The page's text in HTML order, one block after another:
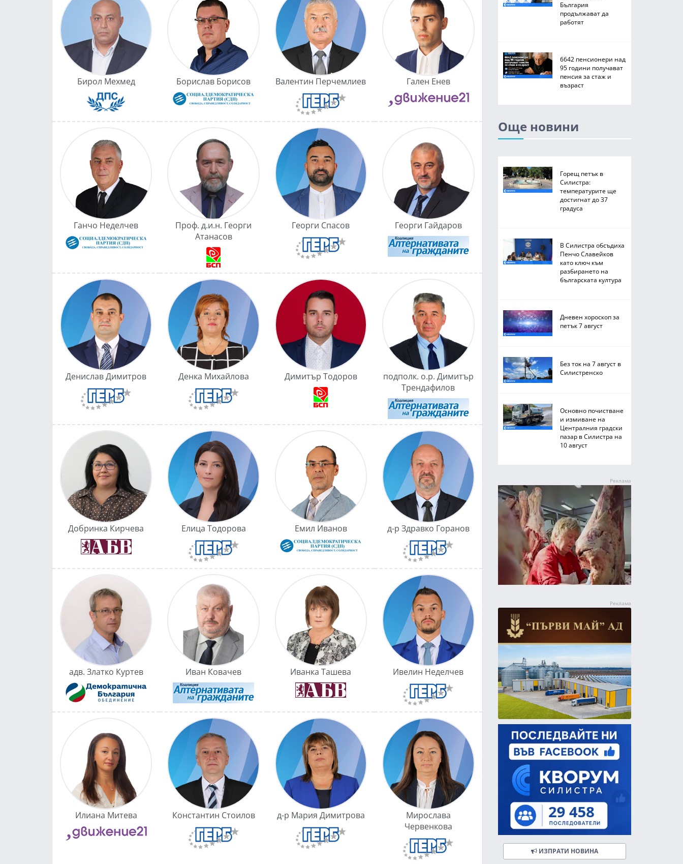
Бирол Мехмед Борислав Борисов Валентин Перчемлиев Гален Енев
Ганчо Неделчев
Проф. д.и.н. Георги
Атанасов
Георги Спасов Георги Гайдаров
Денислав Димитров Денка Михайлова Димитър Тодоров
подполк. о.р. Димитър
Трендафилов
Добринка Кирчева Елица Тодорова Емил Иванов д-р Здравко Горанов
адв. Златко Куртев Иван Ковачев Иванка Ташева Ивелин Неделчев
Илиана Митева Константин Стоилов д-р Мария Димитрова
Мирослава
Червенкова
България
продължават да
работят
6642 пенсионери над
95 години получават
пенсия за стаж и
възраст
Още новини
Горещ петък в
Силистра:
температурите ще
достигнат до 37
градуса
В Силистра обсъдиха
Пенчо Славейков
като ключ към
разбирането на
българската култура
Дневен хороскоп за
петък 7 август
Без ток на 7 август в
Силистренско
Основно почистване
и измиване на
Централния градски
пазар в Силистра на
10 август
ИЗПРАТИ НОВИНА